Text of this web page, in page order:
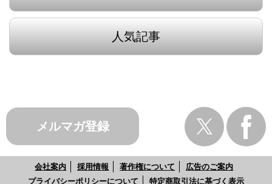
人気記事
メルマガ登録
会社案内 採用情報 著作権について
広告のご案内
プライバシーポリシーについて
特定商取引法に基づく表示